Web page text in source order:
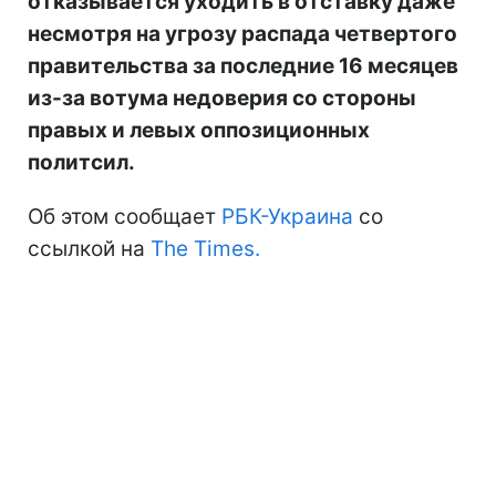
несмотря на угрозу распада четвертого
правительства за последние 16 месяцев
из-за вотума недоверия со стороны
правых и левых оппозиционных
политсил.
Об этом сообщает РБК-Украина со
ссылкой на The Times.